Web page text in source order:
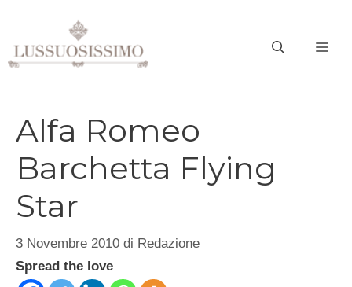
contenuto
Alfa Romeo
Barchetta Flying
Star
3 Novembre 2010 di Redazione
Spread the love